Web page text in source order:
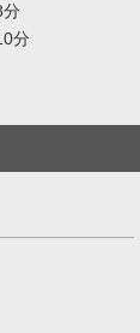
分
分